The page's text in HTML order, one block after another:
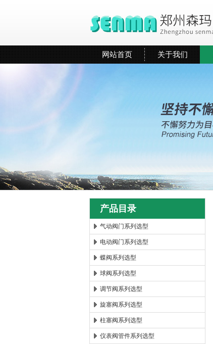
郑州森玛自控阀门有限公司
网站首页 关于我们
产品目录
气动阀门系列选型
电动阀门系列选型
蝶阀系列选型
球阀系列选型
调节阀系列选型
旋塞阀系列选型
柱塞阀系列选型
仪表阀管件系列选型